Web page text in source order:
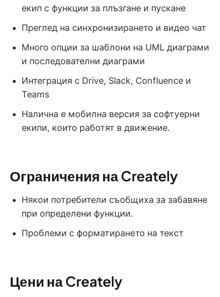
екип с функции за плъзгане и пускане
Преглед на синхронизирането и видео чат
Много опции за шаблони на UML диаграми
и последователни диаграми
Интеграция с Drive, Slack, Confluence и
Teams
Налична е мобилна версия за софтуерни
екипи, които работят в движение.
Ограничения на Creately
Някои потребители съобщиха за забавяне
при определени функции.
Проблеми с форматирането на текст
Цени на Creately